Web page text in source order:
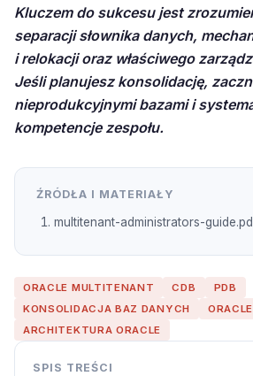
Kluczem do sukcesu jest
separacji słownika danych,
i relokacji oraz właściwego
Jeśli planujesz konsolidację,
nieprodukcyjnymi bazami i
kompetencje zespołu.
ŹRÓDŁA I MATERIAŁY
multitenant-administrators-
ORACLE MULTITENANT CDB
PDB
KONSOLIDACJA BAZ DANYCH
ARCHITEKTURA ORACLE
SPIS TREŚCI